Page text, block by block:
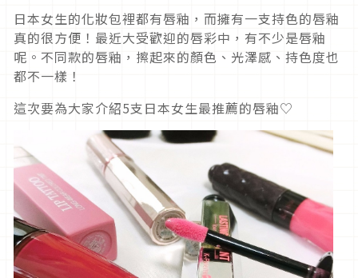
日本女生的化妝包裡都有唇釉，而擁有一支持色的唇釉
真的很方便！最近大受歡迎的唇彩中，有不少是唇釉
呢。不同款的唇釉，擦起來的顏色、光澤感、持色度也
都不一樣！
這次要為大家介紹5支日本女生最推薦的唇釉♡